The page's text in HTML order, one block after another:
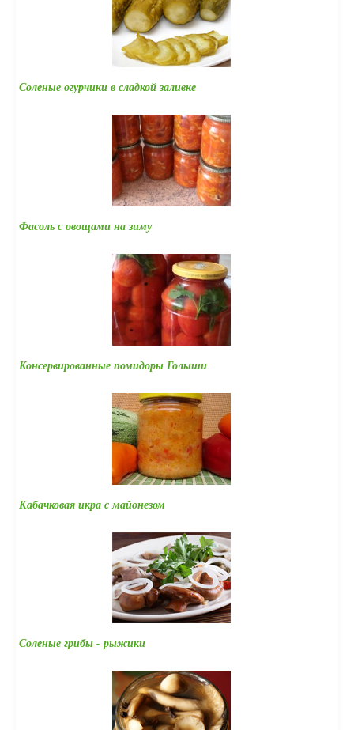
Соленые огурчики в сладкой заливке
Фасоль с овощами на зиму
Консервированные помидоры Голыши
Кабачковая икра с майонезом
Соленые грибы - рыжики